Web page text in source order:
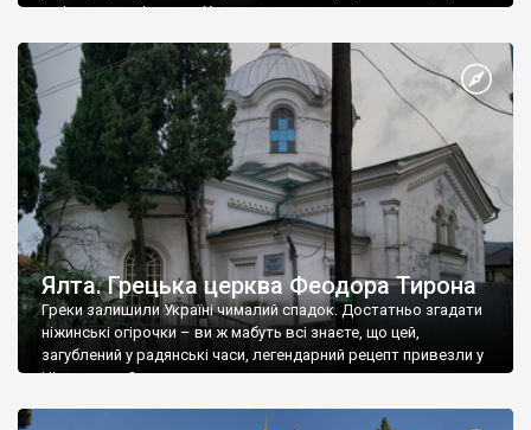
є відданими вірянами Христа
Ялта. Грецька церква Феодора Тирона
Греки залишили Україні чималий спадок. Достатньо згадати
ніжинські огірочки – ви ж мабуть всі знаєте, що цей,
загублений у радянські часи, легендарний рецепт привезли у
Ніжин греки?